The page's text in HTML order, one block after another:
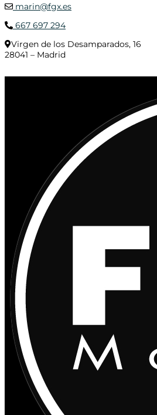
marin@fgx.es
667 697 294
Virgen de los Desamparados, 16
28041 – Madrid